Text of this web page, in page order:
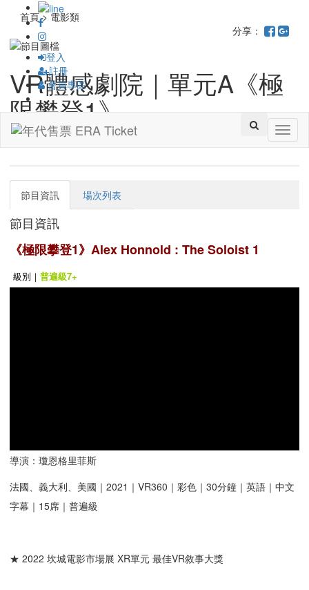
登入
註冊
會員專區
首頁 > 電影類
分享：
VR體感劇院｜單元A《極
限攀登1》
高雄市電影館
節目資訊 場次列表
節目資訊
《極限攀登1》Alex Honnold : The Soloist 1
級別｜ 普遍級7+
導演：瓊恩格里菲斯
法國、義大利、美國｜2021｜VR360｜彩色｜30分鐘｜英語｜中文
字幕｜15席｜普遍級
★ 2022 坎城電影市場展 XR單元 最佳VR敘事大獎